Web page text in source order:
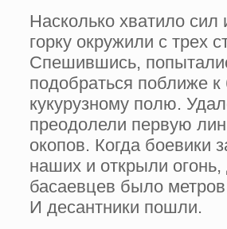
Насколько хватило сил
горку окружили с трех
Спешившись,
подобраться поближе
кукурузному полю.
преодолели первую
окопов. Когда боевики
наших и открыли огонь,
басаевцев было метров
И десантники пошли.